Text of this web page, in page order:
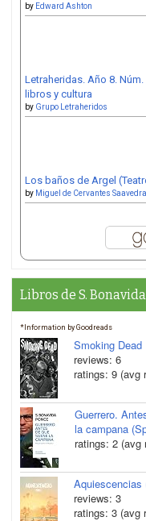
by Edward Ashton
Letraheridas. Año 8.
libros y cultura
by Grupo Letraheridos
Los baños de Argel
by Miguel de Cervantes Saavedra
Libros de S.
*Information by Goodreads
Smoking Dead
reviews: 6
ratings: 9 (avg
Guerrero.
la campana
ratings: 2 (avg
Aquiescencias
reviews: 3
ratings: 3 (avg